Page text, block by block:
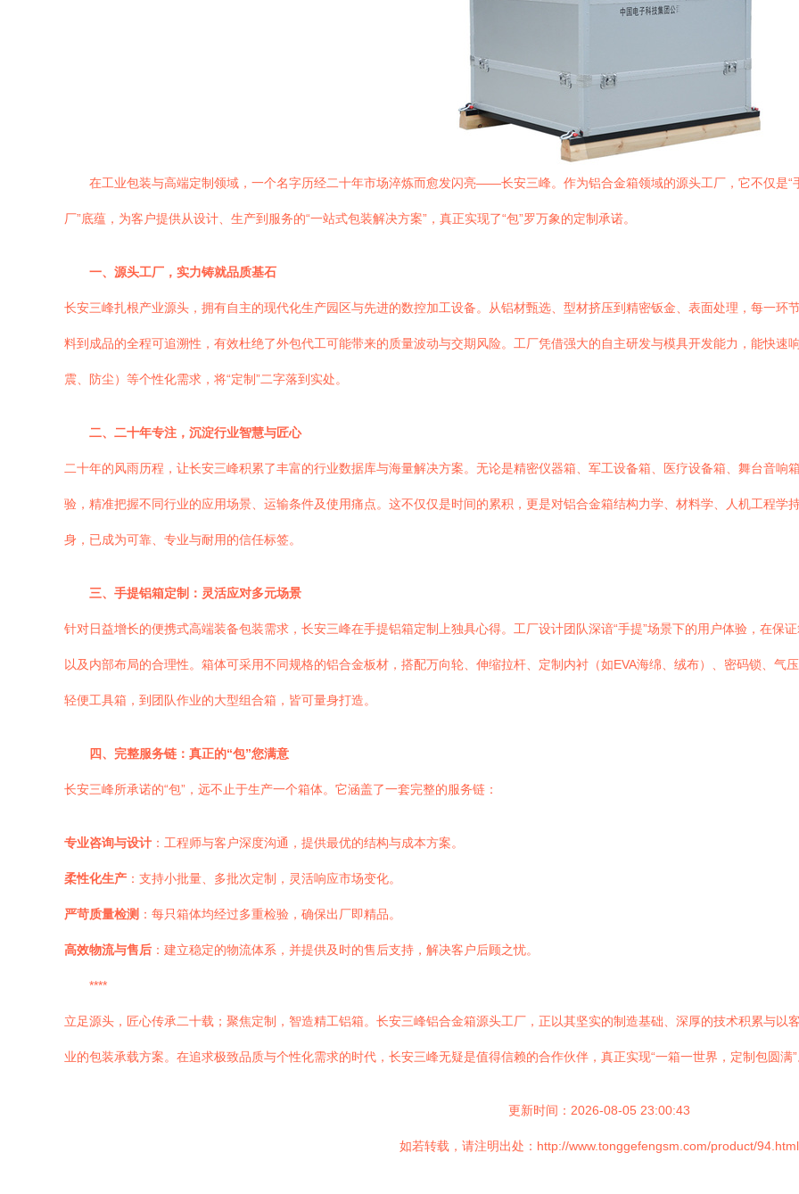
在工业包装与高端定制领域，一个名字历经二十年市场淬炼而愈发闪亮——长安三峰。作为铝合金箱领域的源头工厂，它不仅是“
厂”底蕴，为客户提供从设计、生产到服务的“一站式包装解决方案”，真正实现了“包”罗万象的定制承诺。
一、源头工厂，实力铸就品质基石
长安三峰扎根产业源头，拥有自主的现代化生产园区与先进的数控加工设备。从铝材甄选、型材挤压到精密钣金、表面处理，每一环
料到成品的全程可追溯性，有效杜绝了外包代工可能带来的质量波动与交期风险。工厂凭借强大的自主研发与模具开发能力，能快速
震、防尘）等个性化需求，将“定制”二字落到实处。
二、二十年专注，沉淀行业智慧与匠心
二十年的风雨历程，让长安三峰积累了丰富的行业数据库与海量解决方案。无论是精密仪器箱、军工设备箱、医疗设备箱、舞台音
验，精准把握不同行业的应用场景、运输条件及使用痛点。这不仅仅是时间的累积，更是对铝合金箱结构力学、材料学、人机工程学
身，已成为可靠、专业与耐用的信任标签。
三、手提铝箱定制：灵活应对多元场景
针对日益增长的便携式高端装备包装需求，长安三峰在手提铝箱定制上独具心得。工厂设计团队深谙“手提”场景下的用户体验，在保
以及内部布局的合理性。箱体可采用不同规格的铝合金板材，搭配万向轮、伸缩拉杆、定制内衬（如EVA海绵、绒布）、密码锁、气
轻便工具箱，到团队作业的大型组合箱，皆可量身打造。
四、完整服务链：真正的“包”您满意
长安三峰所承诺的“包”，远不止于生产一个箱体。它涵盖了一套完整的服务链：
专业咨询与设计 ：工程师与客户深度沟通，提供最优的结构与成本方案。
柔性化生产 ：支持小批量、多批次定制，灵活响应市场变化。
严苛质量检测 ：每只箱体均经过多重检验，确保出厂即精品。
高效物流与售后 ：建立稳定的物流体系，并提供及时的售后支持，解决客户后顾之忧。
****
立足源头，匠心传承二十载；聚焦定制，智造精工铝箱。长安三峰铝合金箱源头工厂，正以其坚实的制造基础、深厚的技术积累与以
业的包装承载方案。在追求极致品质与个性化需求的时代，长安三峰无疑是值得信赖的合作伙伴，真正实现“一箱一世界，定制包圆满
更新时间：2026-08-05 23:00:43
如若转载，请注明出处：http://www.tonggefengsm.com/product/94.html